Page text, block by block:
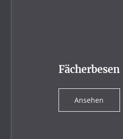
Fächerbesen
Ansehen